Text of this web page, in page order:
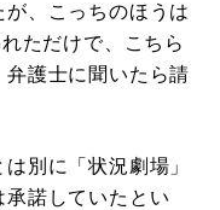
、こっちのほうは
ただけで、こちら
護士に聞いたら請
別に「状況劇場」
諾していたとい